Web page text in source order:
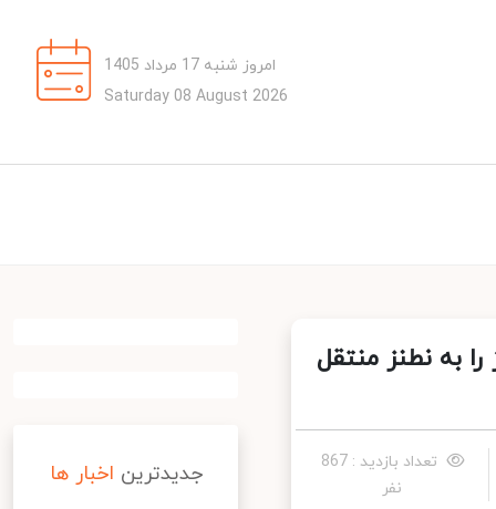
امروز شنبه 17 مرداد 1405
Saturday 08 August 2026
به نطنز منتقل
تعداد بازدید : 867
نفر
جدیدترین اخبار ها